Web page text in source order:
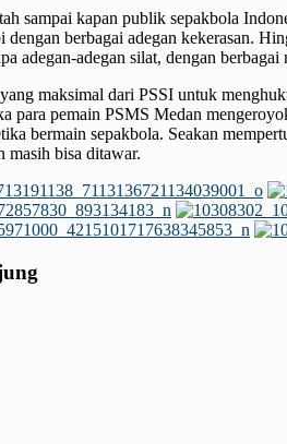
sampai kapan publik sepakbola
dengan berbagai adegan kekerasan.
adegan-adegan silat, dengan
maksimal dari PSSI untuk
para pemain PSMS Medan
bermain sepakbola. Seakan
masih bisa ditawar.